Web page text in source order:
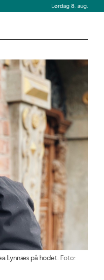
Lørdag 8. aug.
Lynnæs på hodet. Foto: